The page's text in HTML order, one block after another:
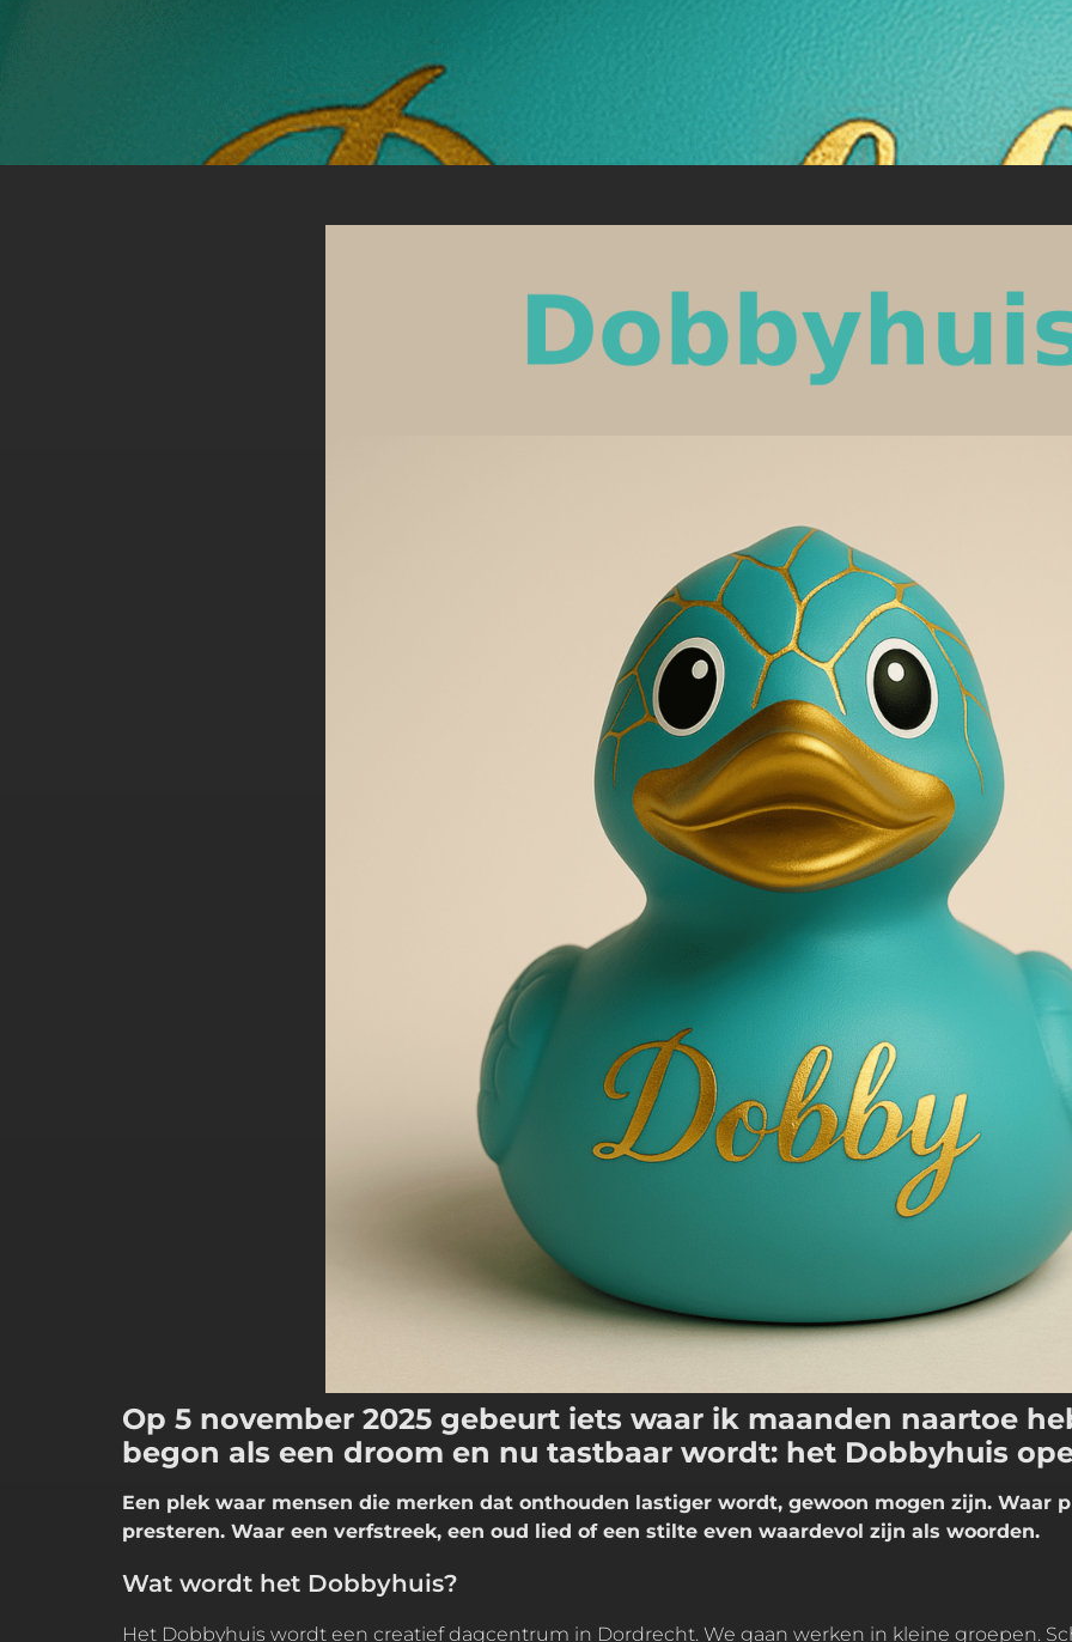
Op 5 november 2025 gebeurt iets waar ik maanden naartoe
begon als een droom en nu tastbaar wordt: het Dobbyhuis
Een plek waar mensen die merken dat onthouden lastiger wordt, gewoon mogen zijn. Waar
presteren. Waar een verfstreek, een oud lied of een stilte even waardevol zijn als woorden.
Wat wordt het Dobbyhuis?
Het Dobbyhuis wordt een creatief dagcentrum in Dordrecht. We gaan werken in kleine groepen.